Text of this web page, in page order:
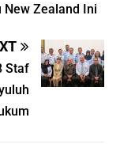
New Zealand Ini
Staf